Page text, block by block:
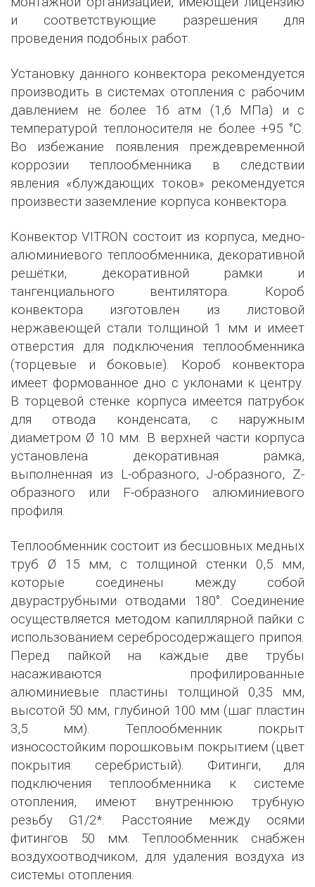
и соответствующие разрешения для
проведения подобных работ.
Установку данного конвектора рекомендуется
производить в системах отопления с рабочим
давлением не более 16 атм (1,6 МПа) и с
температурой теплоносителя не более +95 °С.
Во избежание появления преждевременной
коррозии теплообменника в следствии
явления «блуждающих токов» рекомендуется
произвести заземление корпуса конвектора.
Конвектор VITRON состоит из корпуса, медно-
алюминиевого теплообменника, декоративной
решётки, декоративной рамки и
тангенциального вентилятора. Короб
конвектора изготовлен из листовой
нержавеющей стали толщиной 1 мм и имеет
отверстия для подключения теплообменника
(торцевые и боковые). Короб конвектора
имеет формованное дно с уклонами к центру.
В торцевой стенке корпуса имеется патрубок
для отвода конденсата, с наружным
диаметром Ø 10 мм. В верхней части корпуса
установлена декоративная рамка,
выполненная из L-образного, J-образного, Z-
образного или F-образного алюминиевого
профиля.
Теплообменник состоит из бесшовных медных
труб Ø 15 мм, с толщиной стенки 0,5 мм,
которые соединены между собой
двураструбными отводами 180°. Соединение
осуществляется методом капиллярной пайки с
использованием серебросодержащего припоя.
Перед пайкой на каждые две трубы
насаживаются профилированные
алюминиевые пластины толщиной 0,35 мм,
высотой 50 мм, глубиной 100 мм (шаг пластин
3,5 мм). Теплообменник покрыт
износостойким порошковым покрытием (цвет
покрытия: серебристый). Фитинги, для
подключения теплообменника к системе
отопления, имеют внутреннюю трубную
резьбу G1/2*. Расстояние между осями
фитингов 50 мм. Теплообменник снабжен
воздухоотводчиком, для удаления воздуха из
системы отопления.